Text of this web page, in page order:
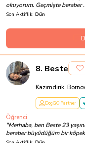
okuyorum. Geçmişte beraber
Son Aktiflik: Dün
8. Beste
Kazımdirik,
DogGO Partner
Öğrenci
"Merhaba, ben Beste 23
beraber büyüdüğüm bir